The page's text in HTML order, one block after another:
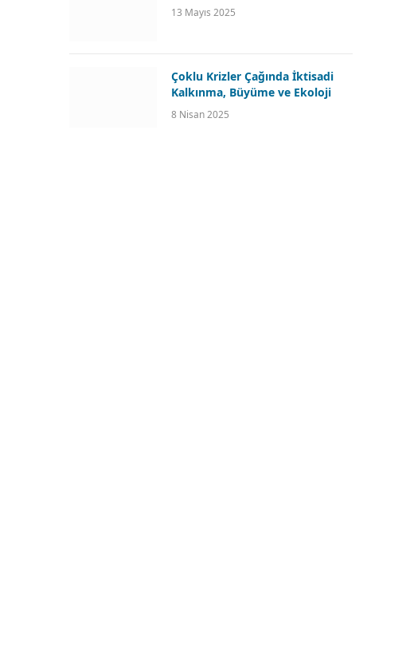
13 Mayıs 2025
Çoklu Krizler Çağında İktisadi
Kalkınma, Büyüme ve Ekoloji
8 Nisan 2025